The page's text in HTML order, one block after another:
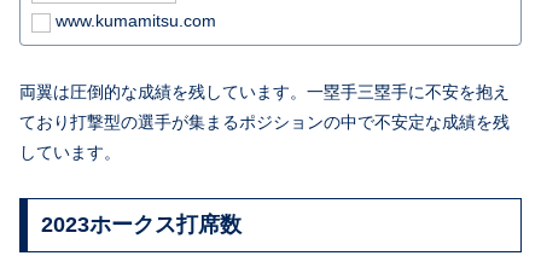
www.kumamitsu.com
両翼は圧倒的な成績を残しています。一塁手三塁手に不安を抱え
ており打撃型の選手が集まるポジションの中で不安定な成績を残
しています。
2023ホークス打席数